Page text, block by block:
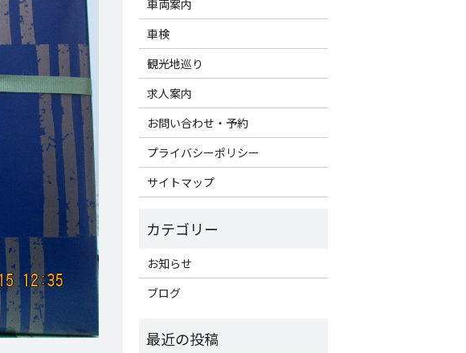
車両案内
車検
観光地巡り
求人案内
お問い合わせ・予約
プライバシーポリシー
サイトマップ
お知らせ
ブログ